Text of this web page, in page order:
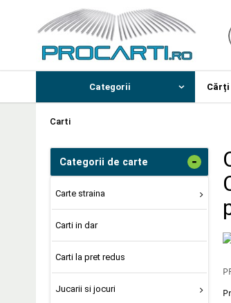
Categorii Cărți
Carti
Categorii de carte -
Carte straina
Carti in dar
Carti la pret redus
Jucarii si jocuri